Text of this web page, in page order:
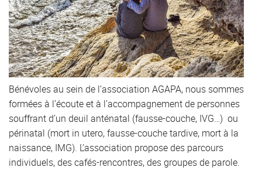
Bénévoles au sein de l’association AGAPA, nous sommes
formées à l’écoute et à l’accompagnement de personnes
souffrant d’un deuil anténatal (fausse-couche, IVG…) ou
périnatal (mort in utero, fausse-couche tardive, mort à la
naissance, IMG). L’association propose des parcours
individuels, des cafés-rencontres, des groupes de parole.